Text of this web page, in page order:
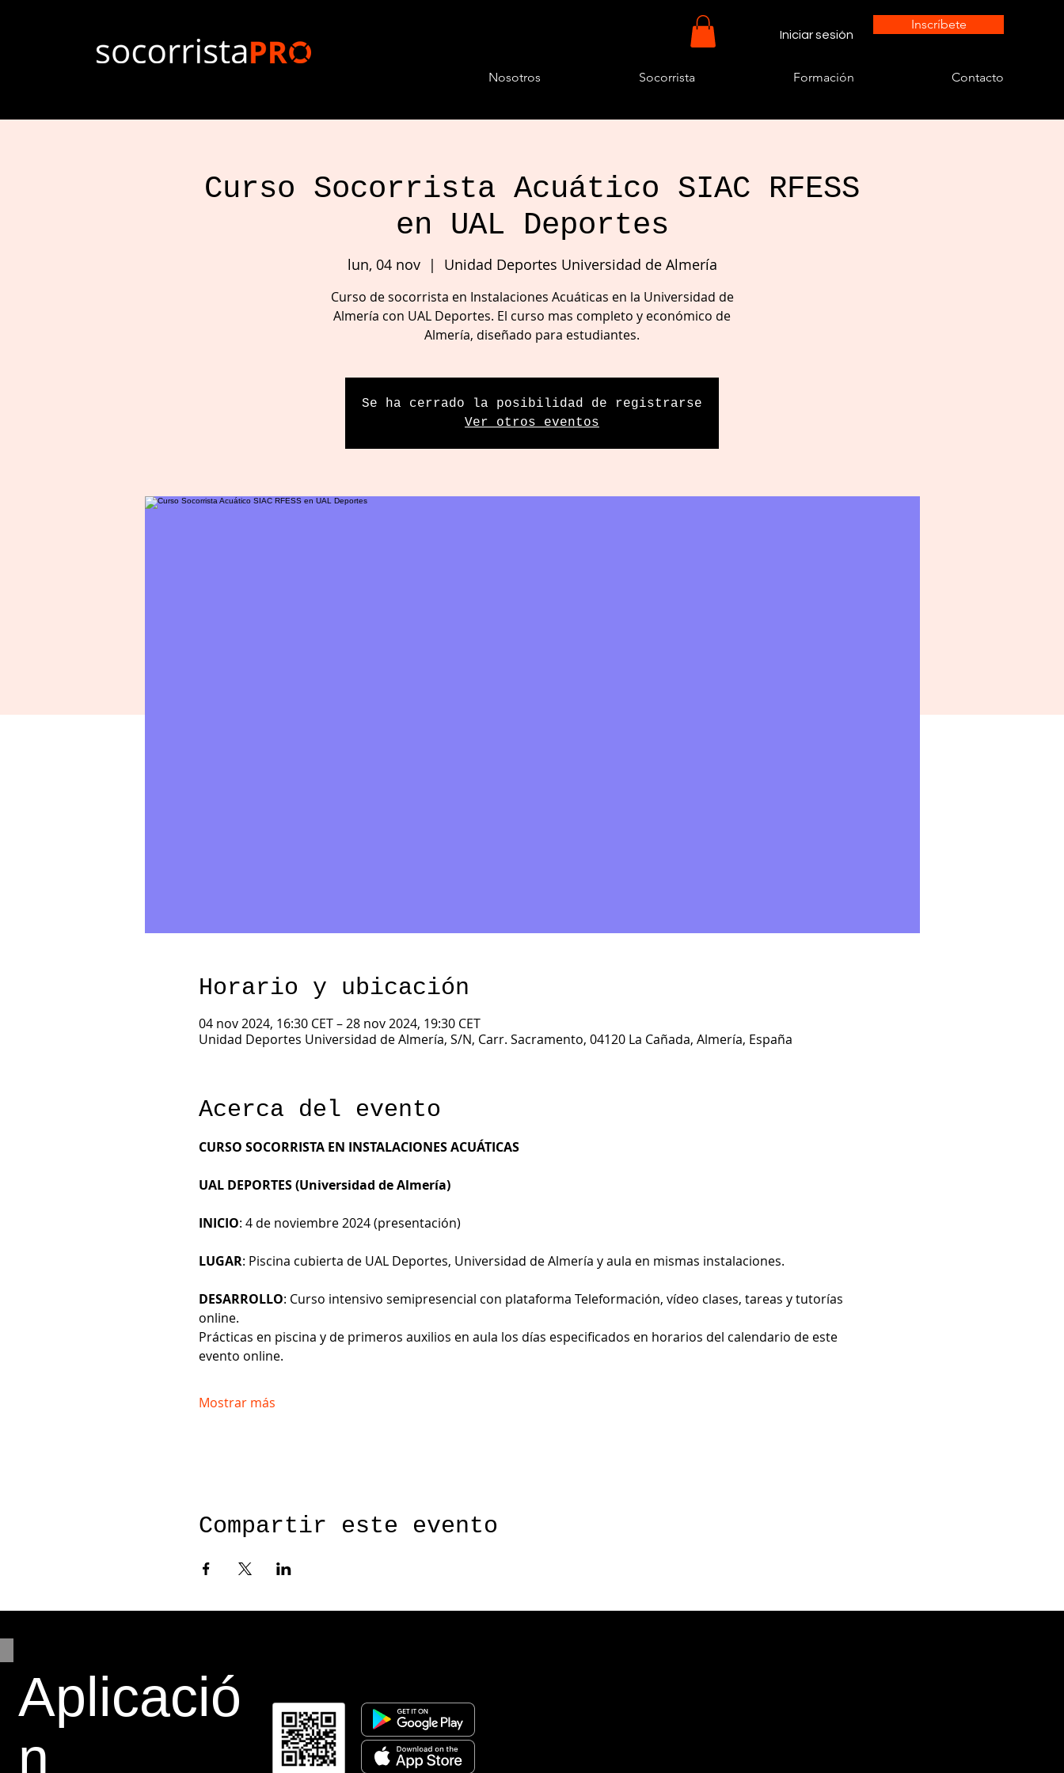
Iniciar sesión
Inscríbete
Nosotros Socorrista Formación Contacto
Curso Socorrista Acuático SIAC RFESS
en UAL Deportes
lun, 04 nov
  |
Unidad Deportes Universidad de Almería
Curso de socorrista en Instalaciones Acuáticas en la Universidad de
Almería con UAL Deportes. El curso mas completo y económico de
Almería, diseñado para estudiantes.
Se ha cerrado la posibilidad de registrarse
Ver otros eventos
Horario y ubicación
04 nov 2024, 16:30 CET – 28 nov 2024, 19:30 CET
Unidad Deportes Universidad de Almería, S/N, Carr. Sacramento, 04120 La Cañada, Almería, España
Acerca del evento
CURSO SOCORRISTA EN INSTALACIONES ACUÁTICAS
UAL DEPORTES (Universidad de Almería)
INICIO: 4 de noviembre 2024 (presentación)
LUGAR: Piscina cubierta de UAL Deportes, Universidad de Almería y aula en mismas instalaciones.
DESARROLLO: Curso intensivo semipresencial con plataforma Teleformación, vídeo clases, tareas y tutorías
online.
Prácticas en piscina y de primeros auxilios en aula los días especificados en horarios del calendario de este
evento online.
Mostrar más
Compartir este evento
Aplicació
n